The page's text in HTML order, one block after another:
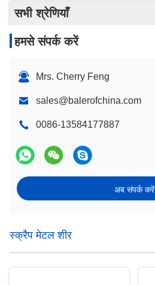
सभी श्रेणियाँ
हमसे संपर्क करें
Mrs. Cherry Feng
sales@balerofchina.com
0086-13584177887
अब संपर्क करें
स्क्रैप मेटल शीर